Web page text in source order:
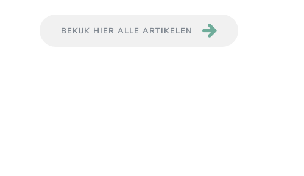
BEKIJK HIER ALLE ARTIKELEN